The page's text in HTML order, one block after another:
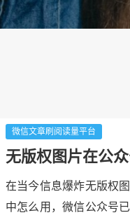
微信文章刷阅读量平台
无版权图片在公
在当今信息爆炸无版权
中怎么用，微信公众号